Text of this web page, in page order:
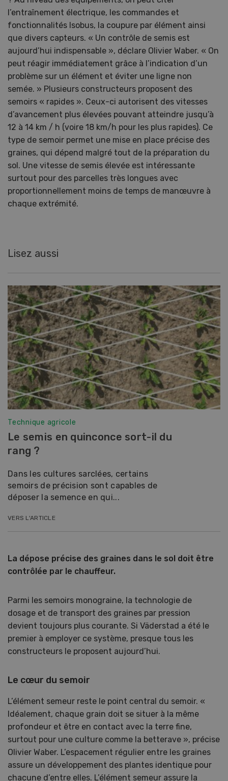
l’entraînement électrique, les commandes et
fonctionnalités Isobus, la coupure par élément ainsi
que divers capteurs. « Un contrôle de semis est
aujourd’hui indispensable », déclare Olivier Waber. « On
peut réagir immédiatement grâce à l’indication d’un
problème sur un élément et éviter une ligne non
semée. » Plusieurs constructeurs proposent des
semoirs « rapides ». Ceux-ci autorisent des vitesses
d’avancement plus élevées pouvant atteindre jusqu’à
12 à 14 km / h (voire 18 km/h pour les plus rapides). Ce
type de semoir permet une mise en place précise des
graines, qui dépend malgré tout de la préparation du
sol. Une vitesse de semis élevée est intéressante
surtout pour des parcelles très longues avec
proportionnellement moins de temps de manœuvre à
chaque extrémité.
Lisez aussi
Technique agricole
Le semis en quinconce sort-il du
rang ?
Dans les cultures sarclées, certains
semoirs de précision sont capables de
déposer la semence en qui...
VERS L'ARTICLE
La dépose précise des graines dans le sol doit être
contrôlée par le chauffeur.
Parmi les semoirs monograine, la technologie de
dosage et de transport des graines par pression
devient toujours plus courante. Si Väderstad a été le
premier à employer ce système, presque tous les
constructeurs le proposent aujourd’hui.
Le cœur du semoir
L’élément semeur reste le point central du semoir. «
Idéalement, chaque grain doit se situer à la même
profondeur et être en contact avec la terre fine,
surtout pour une culture comme la betterave », précise
Olivier Waber. L’espacement régulier entre les graines
assure un développement des plantes identique pour
chacune d’entre elles. L’élément semeur assure la